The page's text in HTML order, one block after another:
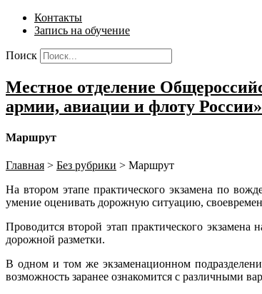
Контакты
Запись на обучение
Поиск
Местное отделение
армии, авиации и флоту
Маршрут
Главная > Без рубрики > Маршрут
На втором этапе практического экзамена по
умение оценивать дорожную ситуацию,
Проводится второй этап практического
дорожной разметки.
В одном и том же экзаменационном
возможность заранее ознакомится с различными